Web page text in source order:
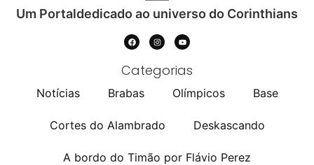
Um Portaldedicado ao universo do Corinthians
Categorias
Notícias Brabas Olímpicos Base
Cortes do Alambrado Deskascando
A bordo do Timão por Flávio Perez